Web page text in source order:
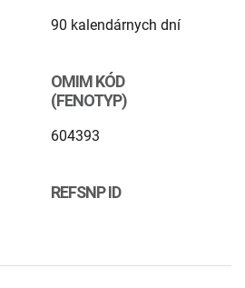
90 kalendárnych dní
OMIM KÓD
(FENOTYP)
604393
REFSNP ID